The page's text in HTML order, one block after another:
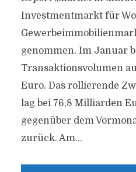
Investmentmarkt für
genommen. Im Januar
Transaktionsvolumen
Euro. Das rollierende
lag bei 76,8 Milliarden
gegenüber dem
zurück. Am...